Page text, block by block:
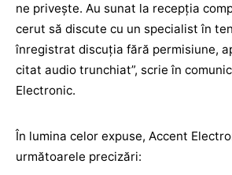
ne privește. Au sunat la recepția
cerut să discute cu un specialist în
înregistrat discuția fără permisiune,
citat audio trunchiat”, scrie în
Electronic.
În lumina celor expuse, Accent
următoarele precizări: